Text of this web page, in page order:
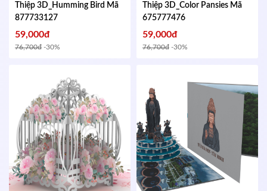
Thiệp 3D_Humming Bird Mã
877733127
59,000đ
76,700đ -30%
Thiệp 3D_Color Pansies Mã
675777476
59,000đ
76,700đ -30%